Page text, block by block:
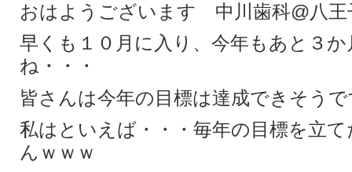
おはようございます 中川歯科@八
早くも１０月に入り、今年もあと３
ね・・・
皆さんは今年の目標は達成できそう
私はといえば・・・毎年の目標を立
んｗｗｗ